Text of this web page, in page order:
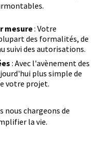
mesure: Votre
des formalités, de
suivi des autorisations.
: Avec l'avènement des
plus simple de
votre projet.
nous chargeons de
la vie.